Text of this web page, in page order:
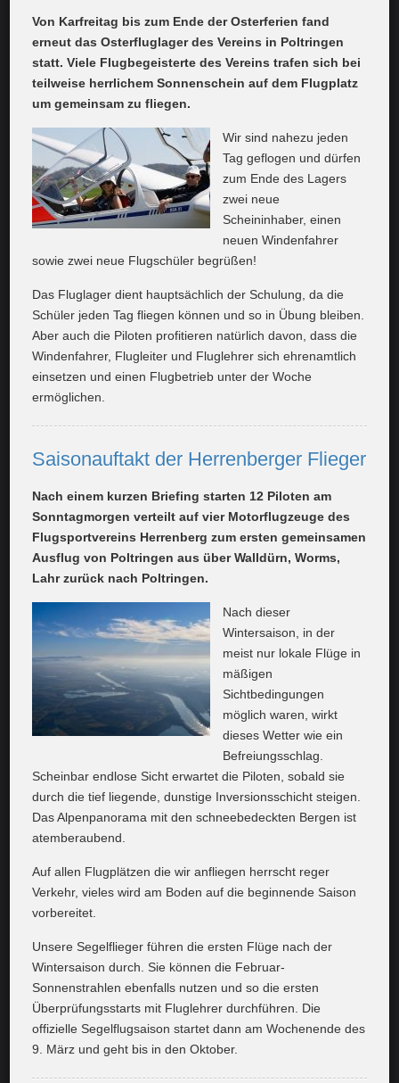
Von Karfreitag bis zum Ende der Osterferien fand
erneut das Osterfluglager des Vereins in Poltringen
statt. Viele Flugbegeisterte des Vereins trafen sich bei
teilweise herrlichem Sonnenschein auf dem Flugplatz
um gemeinsam zu fliegen.
Wir sind nahezu jeden
Tag geflogen und dürfen
zum Ende des Lagers
zwei neue
Scheininhaber, einen
neuen Windenfahrer
sowie zwei neue Flugschüler begrüßen!
Das Fluglager dient hauptsächlich der Schulung, da die
Schüler jeden Tag fliegen können und so in Übung bleiben.
Aber auch die Piloten profitieren natürlich davon, dass die
Windenfahrer, Flugleiter und Fluglehrer sich ehrenamtlich
einsetzen und einen Flugbetrieb unter der Woche
ermöglichen.
Saisonauftakt der Herrenberger Flieger
Nach einem kurzen Briefing starten 12 Piloten am
Sonntagmorgen verteilt auf vier Motorflugzeuge des
Flugsportvereins Herrenberg zum ersten gemeinsamen
Ausflug von Poltringen aus über Walldürn, Worms,
Lahr zurück nach Poltringen.
Nach dieser
Wintersaison, in der
meist nur lokale Flüge in
mäßigen
Sichtbedingungen
möglich waren, wirkt
dieses Wetter wie ein
Befreiungsschlag.
Scheinbar endlose Sicht erwartet die Piloten, sobald sie
durch die tief liegende, dunstige Inversionsschicht steigen.
Das Alpenpanorama mit den schneebedeckten Bergen ist
atemberaubend.
Auf allen Flugplätzen die wir anfliegen herrscht reger
Verkehr, vieles wird am Boden auf die beginnende Saison
vorbereitet.
Unsere Segelflieger führen die ersten Flüge nach der
Wintersaison durch. Sie können die Februar-
Sonnenstrahlen ebenfalls nutzen und so die ersten
Überprüfungsstarts mit Fluglehrer durchführen. Die
offizielle Segelflugsaison startet dann am Wochenende des
9. März und geht bis in den Oktober.